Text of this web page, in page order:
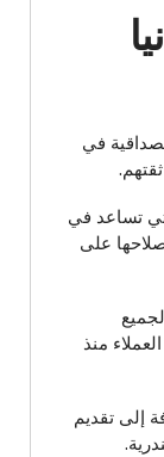
في
تساعد في
على
منذ
إلى تقديم